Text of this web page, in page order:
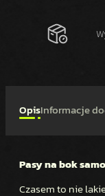
A
S
A
B
OpisInformacje
Pasy na bok
Czasem to nie